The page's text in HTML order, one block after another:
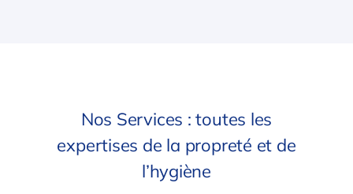
Nos Services : toutes les
expertises de la propreté et de
l’hygiène